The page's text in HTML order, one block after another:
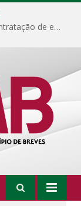
DISPENSA DE LICITAÇÃO Nº 003/2026 ( Contratação de empresa para fornecimento de gêneros alimentícios não perecíveis, materiais de expediente, descartáveis, copa e cozinha, para análise e posterior publicação.)